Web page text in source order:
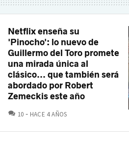
Netflix enseña su
'Pinocho': lo nuevo de
Guillermo del Toro promete
una mirada única al
clásico... que también será
abordado por Robert
Zemeckis este año
10 COMENTARIOS
HACE 4 AÑOS